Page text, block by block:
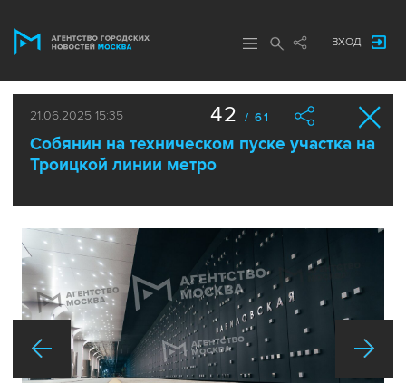
ВХОД
21.06.2025 15:35
Собянин на техническом пуске участка на
Троицкой линии метро
42 / 61